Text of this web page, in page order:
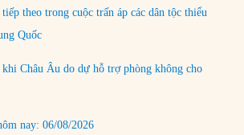
theo trong cuộc trấn áp các dân tộc thiểu
Quốc
Châu Âu do dự hỗ trợ phòng không cho
nay: 06/08/2026